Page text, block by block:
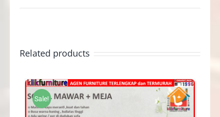
Related products
Sale!